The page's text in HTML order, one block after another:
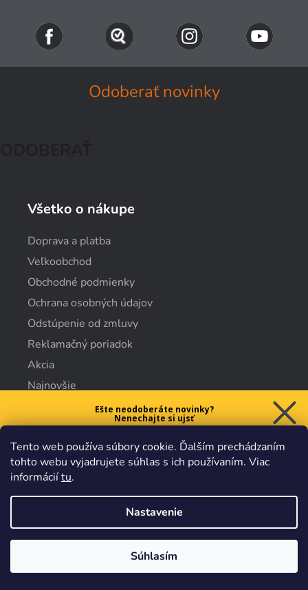
Tento web používa súbory cookie. Ďalším prechádzaním
tohto webu vyjadrujete súhlas s ich používaním. Viac
informáciítu.
Nastavenie
Súhlasím
Odoberať novinky
Všetko o nákupe
Doprava a platba
Veľkoobchod
Obchodné podmienky
Ochrana osobných údajov
Odstúpenie od zmluvy
Reklamačný poriadok
Akcia
Najnovšie
Výpredaj
Kto sme
Ešte neodoberáte novinky?
Nenechajte si ujsť
na prvý nákup nad 40 €.
Chcem zľavu
obchodnými podmienkami.